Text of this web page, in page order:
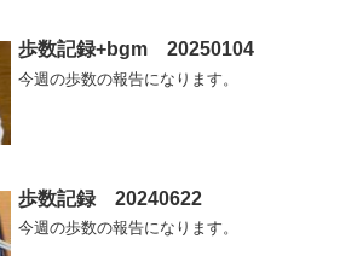
歩数記録+bgm 20250104
今週の歩数の報告になります。
歩数記録 20240622
今週の歩数の報告になります。